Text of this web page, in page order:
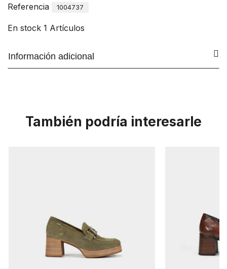
Referencia 1004737
En stock 1 Artículos
Información adicional
También podría interesarle